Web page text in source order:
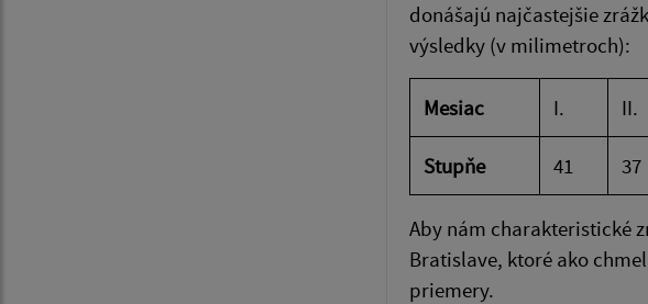
donášajú najčastejšie
výsledky (v milimetroch):
Mesiac I. II.
Stupňe 41 37
Aby nám charakteristické
Bratislave, ktoré ako
priemery.